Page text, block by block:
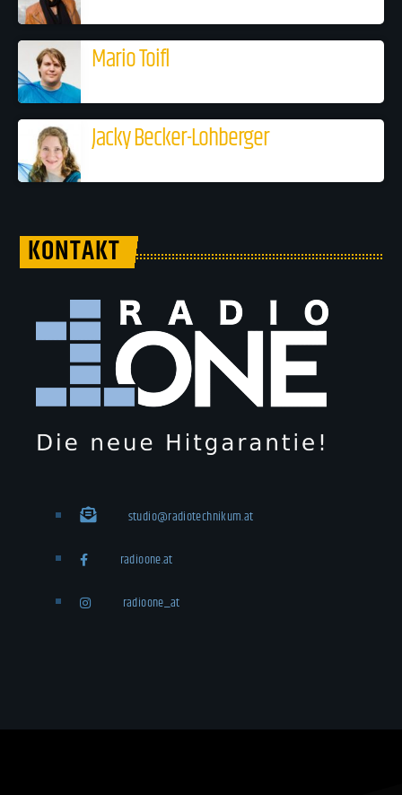
Mario Toifl
Jacky Becker-Lohberger
KONTAKT
studio@radiotechnikum.at
radioone.at
radioone_at